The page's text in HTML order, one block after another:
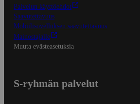
Palvelun käyttöehdot
Saavutettavuus
Mobiilisovelluksen saavutettavuus
Mainostajalle
Muuta evästeasetuksia
S-ryhmän palvelut